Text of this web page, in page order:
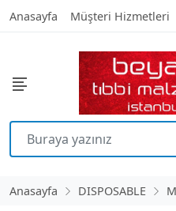
Anasayfa Müşteri Hizmetleri
Anasayfa DISPOSABLE